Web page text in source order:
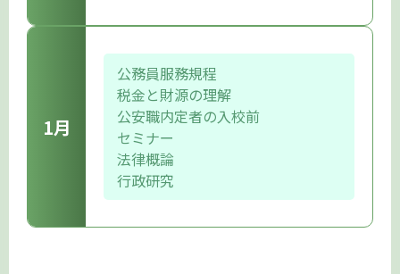
1月
公務員服務規程
税金と財源の理解
公安職内定者の入校前
セミナー
法律概論
行政研究